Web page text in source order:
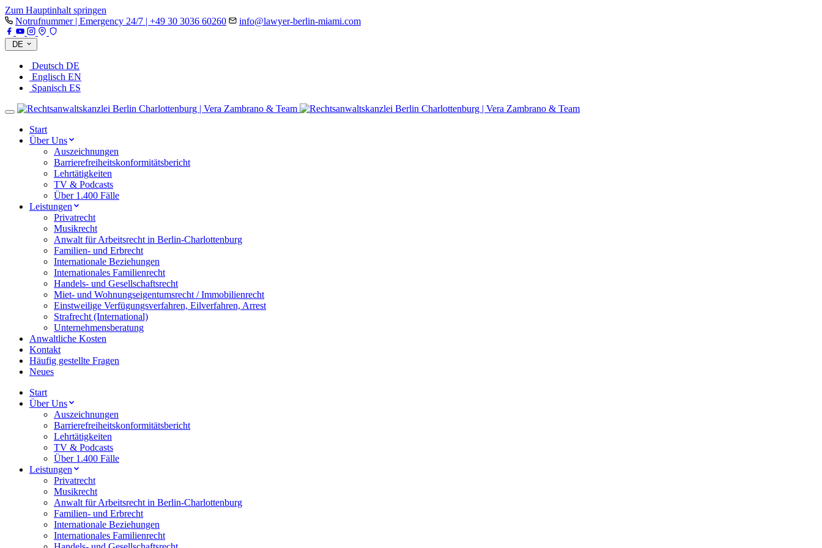
Zum Hauptinhalt springen
Notrufnummer | Emergency 24/7 | +49 30 3036 60260
info@lawyer-berlin-miami.com
DE
Deutsch DE
Englisch EN
Spanisch ES
Start
Über Uns
Auszeichnungen
Barrierefreiheitskonformitätsbericht
Lehrtätigkeiten
TV & Podcasts
Über 1.400 Fälle
Leistungen
Privatrecht
Musikrecht
Anwalt für Arbeitsrecht in Berlin-Charlottenburg
Familien- und Erbrecht
Internationale Beziehungen
Internationales Familienrecht
Handels- und Gesellschaftsrecht
Miet- und Wohnungseigentumsrecht / Immobilienrecht
Einstweilige Verfügungsverfahren, Eilverfahren, Arrest
Strafrecht (International)
Unternehmensberatung
Anwaltliche Kosten
Kontakt
Häufig gestellte Fragen
Neues
Start
Über Uns
Auszeichnungen
Barrierefreiheitskonformitätsbericht
Lehrtätigkeiten
TV & Podcasts
Über 1.400 Fälle
Leistungen
Privatrecht
Musikrecht
Anwalt für Arbeitsrecht in Berlin-Charlottenburg
Familien- und Erbrecht
Internationale Beziehungen
Internationales Familienrecht